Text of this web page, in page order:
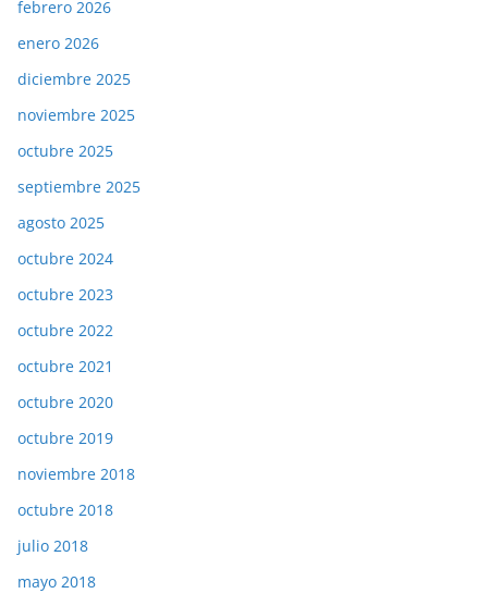
febrero 2026
enero 2026
diciembre 2025
noviembre 2025
octubre 2025
septiembre 2025
agosto 2025
octubre 2024
octubre 2023
octubre 2022
octubre 2021
octubre 2020
octubre 2019
noviembre 2018
octubre 2018
julio 2018
mayo 2018